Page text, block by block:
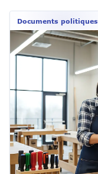
Documents politiques